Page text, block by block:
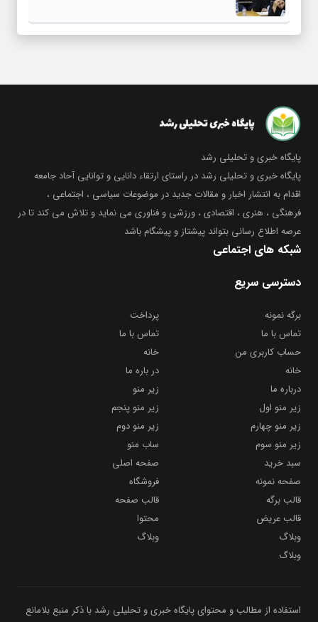
پایگاه خبری و تحلیلی رشد
پایگاه خبری و تحلیلی رشد در راستای ارتقاء دانایی و توانایی آحاد جامعه
اقدام به انتشار اخبار و مقالات جدید در موضوعات سیاسی ، اجتماعی ،
فرهنگی ، هنری ، اقتصادی ، ورزشی و فناوری می نماید و تلاش می کند تا در
عرصه اطلاع رسانی بتواند پیشتاز و پیشگام باشد
شبکه های اجتماعی
دسترسی سریع
برگه نمونه
پرداخت
تماس با ما
تماس با ما
حساب کاربری من
خانه
خانه
در باره ما
درباره ما
زیر منو
زیر منو اول
زیر منو پنجم
زیر منو چهارم
زیر منو دوم
زیر منو سوم
ساب منو
سبد خرید
صفحه اصلی
صفحه نمونه
فروشگاه
قالب برگه
قالب صفحه
قالب عریض
محتوا
وبلاگ
وبلاگ
وبلاگ
استفاده از مطالب و محتوای پایگاه خبری و تحلیلی رشد با ذکر منبع بلامانع